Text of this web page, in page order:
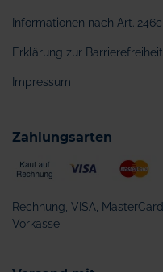
Informationen nach Art. 246c
Erklärung zur Barrierefreiheit
Impressum
Zahlungsarten
Rechnung, VISA,
Vorkasse